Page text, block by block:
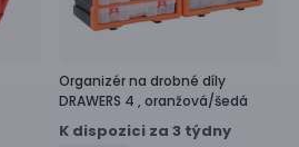
Organizér na drobné díly
DRAWERS 4 , oranžová/šedá
K dispozici za 3 týdny